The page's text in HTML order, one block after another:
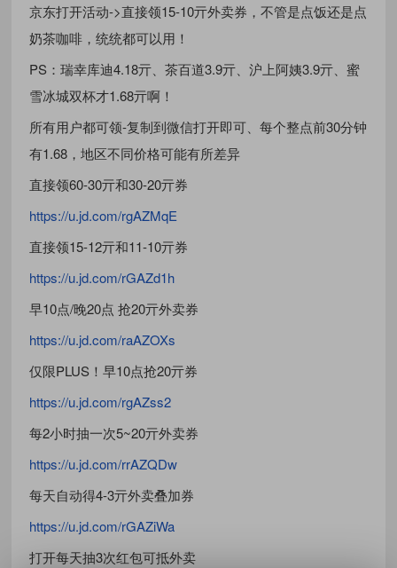
京东打开活动->直接领15-10亓外卖券，不管是点饭还是点
奶茶咖啡，统统都可以用！
PS：瑞幸库迪4.18亓、茶百道3.9亓、沪上阿姨3.9亓、蜜
雪冰城双杯才1.68亓啊！
所有用户都可领-复制到微信打开即可、每个整点前30分钟
有1.68，地区不同价格可能有所差异
直接领60-30亓和30-20亓券
https://u.jd.com/rgAZMqE
直接领15-12亓和11-10亓券
https://u.jd.com/rGAZd1h
早10点/晚20点 抢20亓外卖券
https://u.jd.com/raAZOXs
仅限PLUS！早10点抢20亓券
https://u.jd.com/rgAZss2
每2小时抽一次5~20亓外卖券
https://u.jd.com/rrAZQDw
每天自动得4-3亓外卖叠加券
https://u.jd.com/rGAZiWa
打开每天抽3次红包可抵外卖